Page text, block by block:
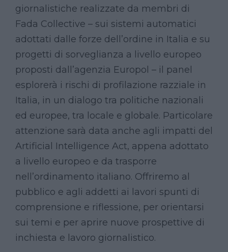
giornalistiche realizzate da membri di
Fada Collective – sui sistemi automatici
adottati dalle forze dell’ordine in Italia e su
progetti di sorveglianza a livello europeo
proposti dall’agenzia Europol – il panel
esplorerà i rischi di profilazione razziale in
Italia, in un dialogo tra politiche nazionali
ed europee, tra locale e globale. Particolare
attenzione sarà data anche agli impatti del
Artificial Intelligence Act, appena adottato
a livello europeo e da trasporre
nell’ordinamento italiano. Offriremo al
pubblico e agli addetti ai lavori spunti di
comprensione e riflessione, per orientarsi
sui temi e per aprire nuove prospettive di
inchiesta e lavoro giornalistico.